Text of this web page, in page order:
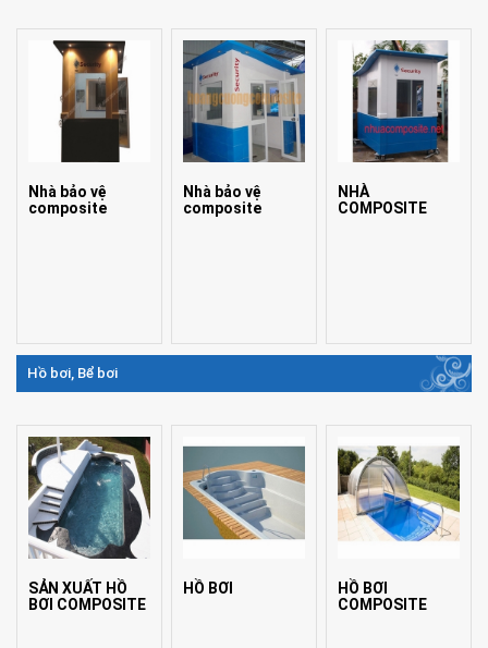
Nhà bảo vệ
composite
Nhà bảo vệ
composite
NHÀ
COMPOSITE
Hồ bơi, Bể bơi
SẢN XUẤT HỒ
BƠI COMPOSITE
HỒ BƠI
HỒ BƠI
COMPOSITE